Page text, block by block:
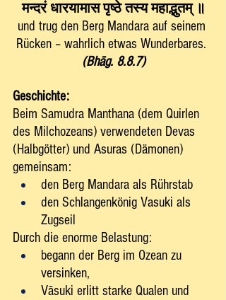
मन्दरं धारयामास पृष्ठे तस्य महाद्भुतम् ॥
und trug den Berg Mandara auf seinem
Rücken – wahrlich etwas Wunderbares.
(Bhāg. 8.8.7)
Geschichte:
Beim Samudra Manthana (dem Quirlen
des Milchozeans) verwendeten Devas
(Halbgötter) und Asuras (Dämonen)
gemeinsam:
den Berg Mandara als Rührstab
den Schlangenkönig Vasuki als
Zugseil
Durch die enorme Belastung:
begann der Berg im Ozean zu
versinken,
Vāsuki erlitt starke Qualen und